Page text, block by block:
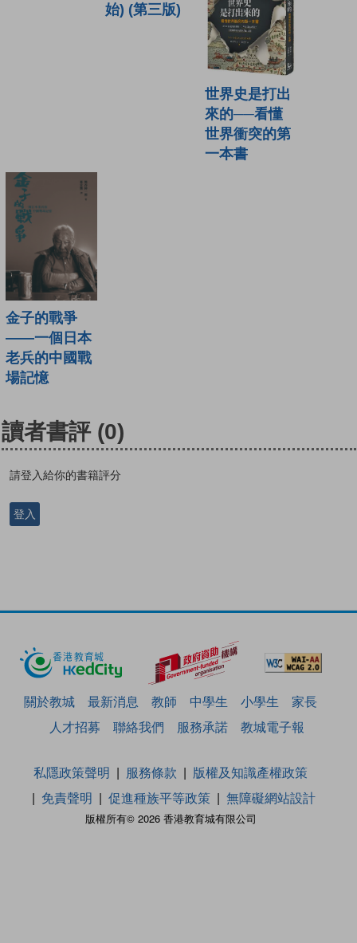
始) (第三版)
世界史是打出
來的──看懂
世界衝突的第
一本書
金子的戰爭
——一個日本
老兵的中國戰
場記憶
讀者書評 (0)
請登入給你的書籍評分
登入
關於教城 最新消息 教師 中學生 小學生
家長
人才招募
聯絡我們 服務承諾 教城電子報
版權所有© 2026 香港教育城有限公司
私隱政策聲明 服務條款
版權及知識產權政策
免責聲明
促進種族平等政策 無障礙網站設計